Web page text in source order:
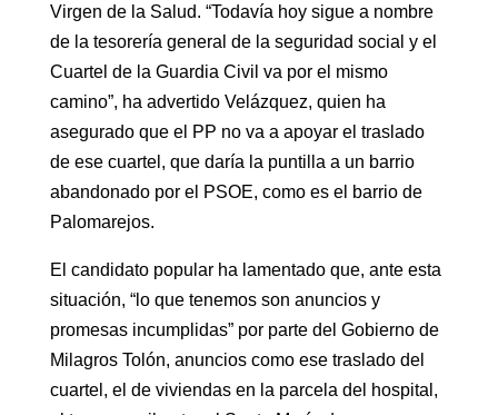
Virgen de la Salud. “Todavía hoy sigue a nombre
de la tesorería general de la seguridad social y el
Cuartel de la Guardia Civil va por el mismo
camino”, ha advertido Velázquez, quien ha
asegurado que el PP no va a apoyar el traslado
de ese cuartel, que daría la puntilla a un barrio
abandonado por el PSOE, como es el barrio de
Palomarejos.
El candidato popular ha lamentado que, ante esta
situación, “lo que tenemos son anuncios y
promesas incumplidas” por parte del Gobierno de
Milagros Tolón, anuncios como ese traslado del
cuartel, el de viviendas en la parcela del hospital,